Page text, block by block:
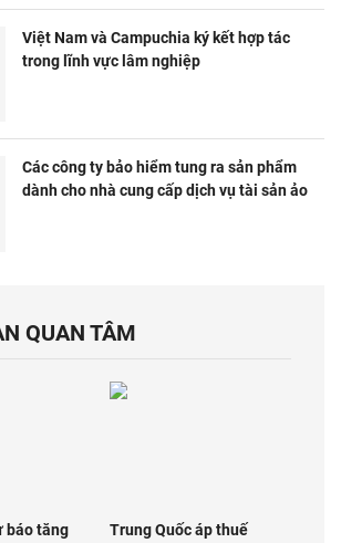
Việt Nam và Campuchia ký kết hợp tác
trong lĩnh vực lâm nghiệp
Các công ty bảo hiểm tung ra sản phẩm
dành cho nhà cung cấp dịch vụ tài sản ảo
QUAN TÂM
báo tăng
Trung Quốc áp thuế